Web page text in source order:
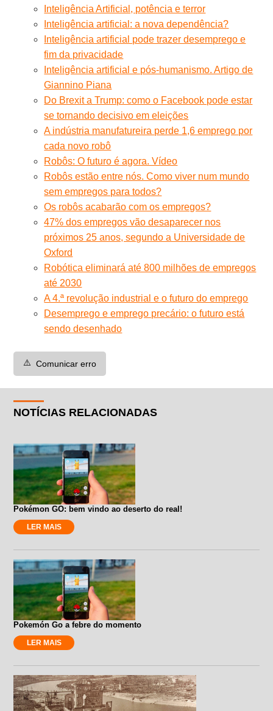
Inteligência Artificial, potência e terror
Inteligência artificial: a nova dependência?
Inteligência artificial pode trazer desemprego e
fim da privacidade
Inteligência artificial e pós-humanismo. Artigo de
Giannino Piana
Do Brexit a Trump: como o Facebook pode estar
se tornando decisivo em eleições
A indústria manufatureira perde 1,6 emprego por
cada novo robô
Robôs: O futuro é agora. Vídeo
Robôs estão entre nós. Como viver num mundo
sem empregos para todos?
Os robôs acabarão com os empregos?
47% dos empregos vão desaparecer nos
próximos 25 anos, segundo a Universidade de
Oxford
Robótica eliminará até 800 milhões de empregos
até 2030
A 4.ª revolução industrial e o futuro do emprego
Desemprego e emprego precário: o futuro está
sendo desenhado
⚠️ Comunicar erro
NOTÍCIAS RELACIONADAS
Pokémon GO: bem vindo ao deserto do real!
LER MAIS
Pokemón Go a febre do momento
LER MAIS